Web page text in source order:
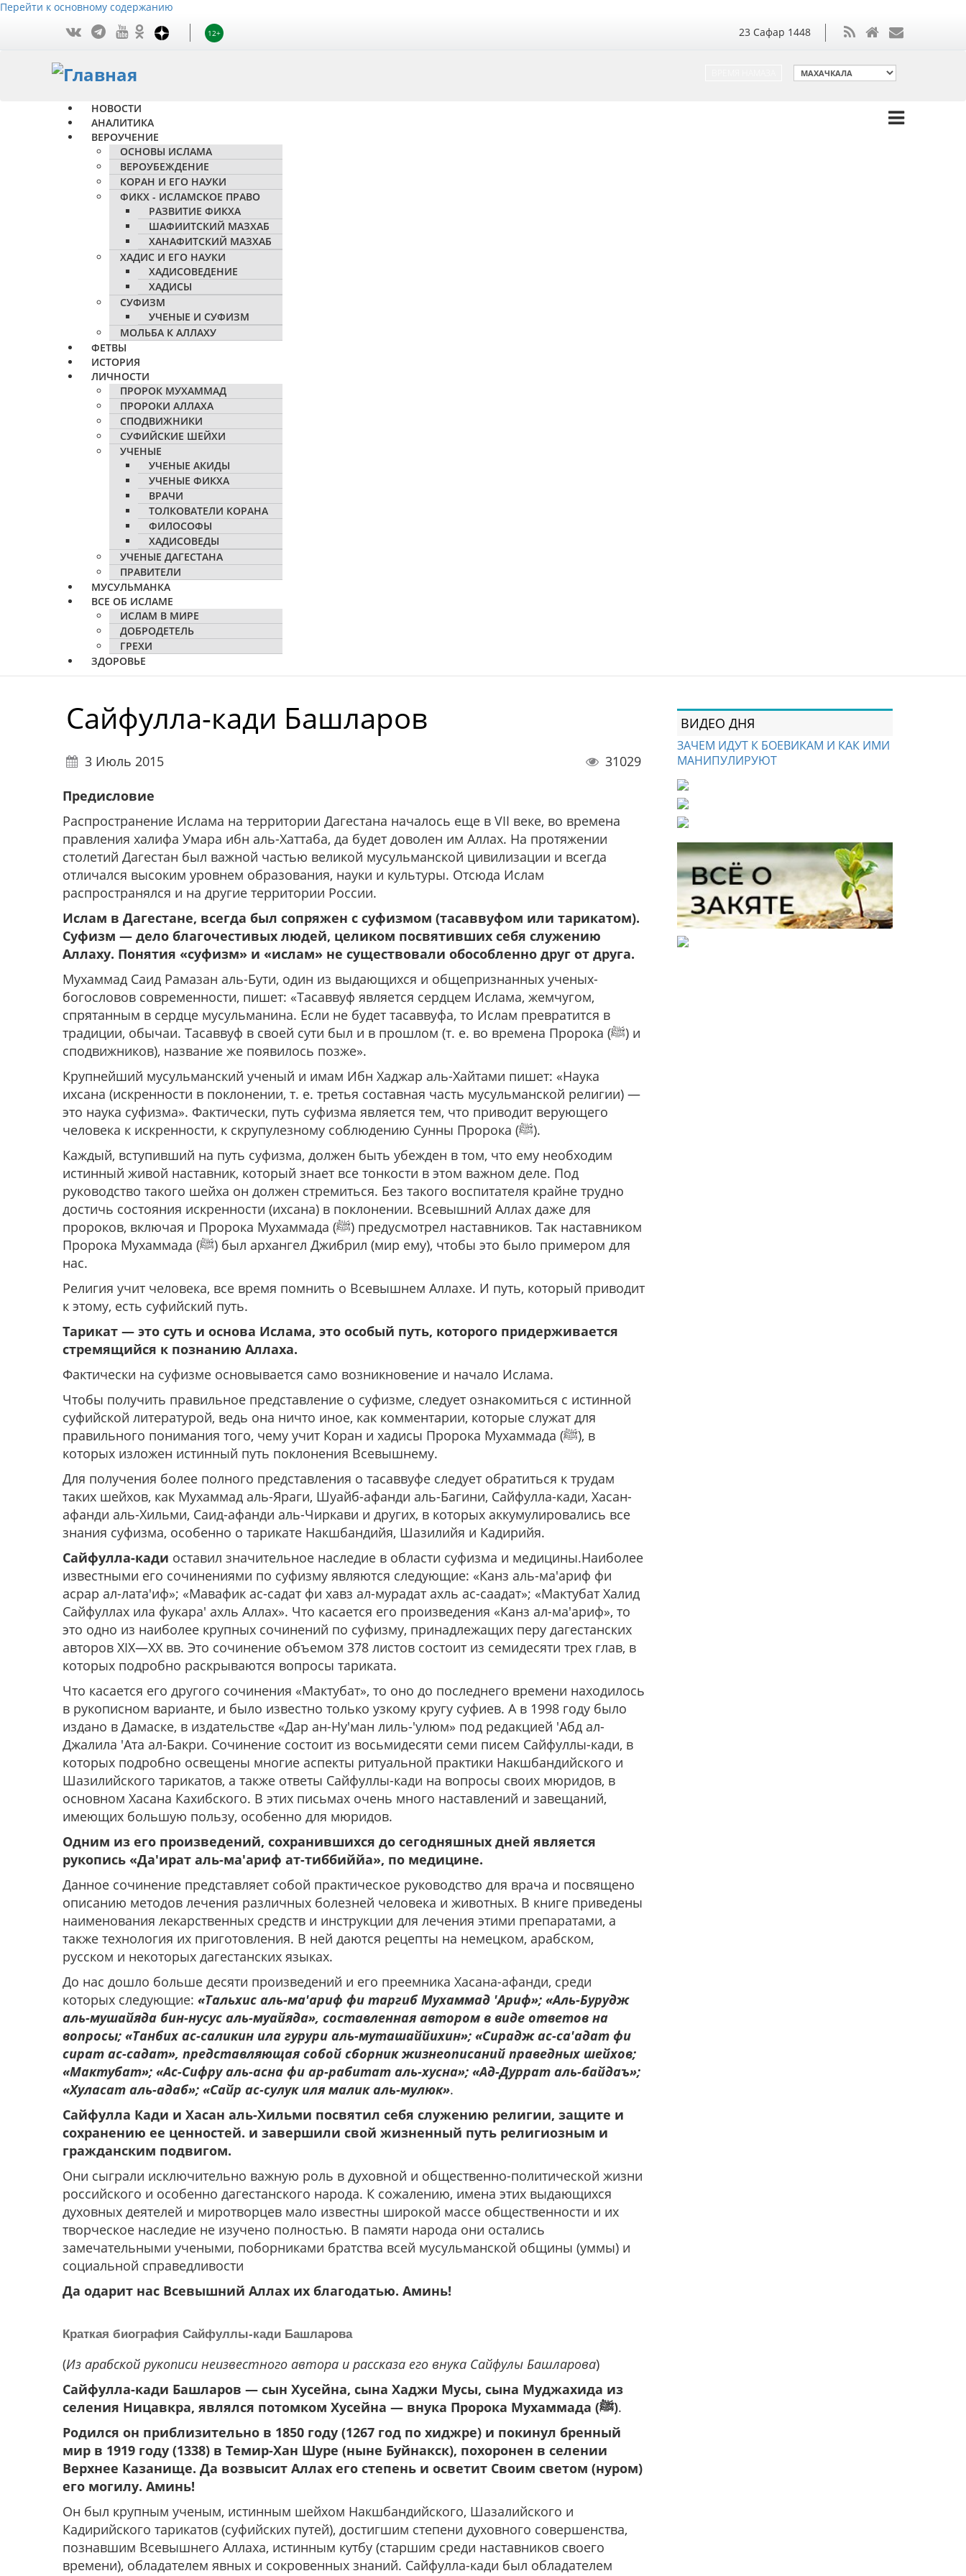
Перейти к основному содержанию
12+ 23 Сафар 1448
НОВОСТИ
АНАЛИТИКА
ВЕРОУЧЕНИЕ
ОСНОВЫ ИСЛАМА
ВЕРОУБЕЖДЕНИЕ
КОРАН И ЕГО НАУКИ
ФИКХ - ИСЛАМСКОЕ ПРАВО
РАЗВИТИЕ ФИКХА
ШАФИИТСКИЙ МАЗХАБ
ХАНАФИТСКИЙ МАЗХАБ
ХАДИС И ЕГО НАУКИ
ХАДИСОВЕДЕНИЕ
ХАДИСЫ
СУФИЗМ
УЧЕНЫЕ И СУФИЗМ
МОЛЬБА К АЛЛАХУ
ФЕТВЫ
ИСТОРИЯ
ЛИЧНОСТИ
ПРОРОК МУХАММАД
ПРОРОКИ АЛЛАХА
СПОДВИЖНИКИ
СУФИЙСКИЕ ШЕЙХИ
УЧЕНЫЕ
УЧЕНЫЕ АКИДЫ
УЧЕНЫЕ ФИКХА
ВРАЧИ
ТОЛКОВАТЕЛИ КОРАНА
ФИЛОСОФЫ
ХАДИСОВЕДЫ
УЧЕНЫЕ ДАГЕСТАНА
ПРАВИТЕЛИ
МУСУЛЬМАНКА
ВСЕ ОБ ИСЛАМЕ
ИСЛАМ В МИРЕ
ДОБРОДЕТЕЛЬ
ГРЕХИ
ЗДОРОВЬЕ
Сайфулла-кади Башларов
3 Июль 2015
31029
Предисловие
Распространение Ислама на территории Дагестана началось еще в VII веке, во времена
правления халифа Умара ибн аль-Хаттаба, да будет доволен им Аллах. На протяжении
столетий Дагестан был важной частью великой мусульманской цивилизации и всегда
отличался высоким уровнем образования, науки и культуры. Отсюда Ислам
распространялся и на другие территории России.
Ислам в Дагестане, всегда был сопряжен с суфизмом (тасаввуфом или тарикатом).
Суфизм — дело благочестивых людей, целиком посвятивших себя служению
Аллаху. Понятия «суфизм» и «ислам» не существовали обособленно друг от друга.
Мухаммад Саид Рамазан аль-Бути, один из выдающихся и общепризнанных ученых-
богословов современности, пишет: «Тасаввуф является сердцем Ислама, жемчугом,
спрятанным в сердце мусульманина. Если не будет тасаввуфа, то Ислам превратится в
традиции, обычаи. Тасаввуф в своей сути был и в прошлом (т. е. во времена Пророка (ﷺ) и
сподвижников), название же появилось позже».
Крупнейший мусульманский ученый и имам Ибн Хаджар аль-Хайтами пишет: «Наука
ихсана (искренности в поклонении, т. е. третья составная часть мусульманской религии) —
это наука суфизма». Фактически, путь суфизма является тем, что приводит верующего
человека к искренности, к скрупулезному соблюдению Сунны Пророка (ﷺ).
Каждый, вступивший на путь суфизма, должен быть убежден в том, что ему необходим
истинный живой наставник, который знает все тонкости в этом важном деле. Под
руководство такого шейха он должен стремиться. Без такого воспитателя крайне трудно
достичь состояния искренности (ихсана) в поклонении. Всевышний Аллах даже для
пророков, включая и Пророка Мухаммада (ﷺ) предусмотрел наставников. Так наставником
Пророка Мухаммада (ﷺ) был архангел Джибрил (мир ему), чтобы это было примером для
нас.
Религия учит человека, все время помнить о Всевышнем Аллахе. И путь, который приводит
к этому, есть суфийский путь.
Тарикат — это суть и основа Ислама, это особый путь, которого придерживается
стремящийся к познанию Аллаха.
Фактически на суфизме основывается само возникновение и начало Ислама.
Чтобы получить правильное представление о суфизме, следует ознакомиться с истинной
суфийской литературой, ведь она ничто иное, как комментарии, которые служат для
правильного понимания того, чему учит Коран и хадисы Пророка Мухаммада (ﷺ), в
которых изложен истинный путь поклонения Всевышнему.
Для получения более полного представления о тасаввуфе следует обратиться к трудам
таких шейхов, как Мухаммад аль-Яраги, Шуайб-афанди аль-Багини, Сайфулла-кади, Хасан-
афанди аль-Хильми, Саид-афанди аль-Чиркави и других, в которых аккумулировались все
знания суфизма, особенно о тарикате Накшбандийя, Шазилийя и Кадирийя.
Сайфулла-кади оставил значительное наследие в области суфизма и медицины.Наиболее
известными его сочинениями по суфизму являются следующие: «Канз аль-ма'ариф фи
асрар ал-лата'иф»; «Мавафик ас-садат фи хавз ал-мурадат ахль ас-саадат»; «Мактубат Халид
Сайфуллах ила фукара' ахль Аллах». Что касается его произведения «Канз ал-ма'ариф», то
это одно из наиболее крупных сочинений по суфизму, принадлежащих перу дагестанских
авторов XIX—XX вв. Это сочинение объемом 378 листов состоит из семидесяти трех глав, в
которых подробно раскрываются вопросы тариката.
Что касается его другого сочинения «Мактубат», то оно до последнего времени находилось
в рукописном варианте, и было известно только узкому кругу суфиев. А в 1998 году было
издано в Дамаске, в издательстве «Дар ан-Ну'ман лиль-'улюм» под редакцией 'Абд ал-
Джалила 'Ата ал-Бакри. Сочинение состоит из восьмидесяти семи писем Сайфуллы-кади, в
которых подробно освещены многие аспекты ритуальной практики Накшбандийского и
Шазилийского тарикатов, а также ответы Сайфуллы-кади на вопросы своих мюридов, в
основном Хасана Кахибского. В этих письмах очень много наставлений и завещаний,
имеющих большую пользу, особенно для мюридов.
Одним из его произведений, сохранившихся до сегодняшных дней является
рукопись «Да'ират аль-ма'ариф ат-тиббиййа», по медицине.
Данное сочинение представляет собой практическое руководство для врача и посвящено
описанию методов лечения различных болезней человека и животных. В книге приведены
наименования лекарственных средств и инструкции для лечения этими препаратами, а
также технология их приготовления. В ней даются рецепты на немецком, арабском,
русском и некоторых дагестанских языках.
До нас дошло больше десяти произведений и его преемника Хасана-афанди, среди
которых следующие: «Тальхис аль-ма'ариф фи таргиб Мухаммад 'Ариф»; «Аль-Бурудж
аль-мушайяда бин-нусус аль-муайяда», составленная автором в виде ответов на
вопросы; «Танбих ас-саликин ила гурури аль-муташаййихин»; «Сирадж ас-са'адат фи
сират ас-садат», представляющая собой сборник жизнеописаний праведных шейхов;
«Мактубат»; «Ас-Сифру аль-асна фи ар-рабитат аль-хусна»; «Ад-Дуррат аль-байдаъ»;
«Хуласат аль-адаб»; «Сайр ас-сулук иля малик аль-мулюк».
Сайфулла Кади и Хасан аль-Хильми посвятил себя служению религии, защите и
сохранению ее ценностей. и завершили свой жизненный путь религиозным и
гражданским подвигом.
Они сыграли исключительно важную роль в духовной и общественно-политической жизни
российского и особенно дагестанского народа. К сожалению, имена этих выдающихся
духовных деятелей и миротворцев мало известны широкой массе общественности и их
творческое наследие не изучено полностью. В памяти народа они остались
замечательными учеными, поборниками братства всей мусульманской общины (уммы) и
социальной справедливости
Да одарит нас Всевышний Аллах их благодатью. Аминь!
Краткая биография Сайфуллы-кади Башларова
(Из арабской рукописи неизвестного автора и рассказа его внука Сайфулы Башларова)
Сайфулла-кади Башларов — сын Хусейна, сына Хаджи Мусы, сына Муджахида из
селения Ницавкра, являлся потомком Хусейна — внука Пророка Мухаммада (
ﷺ).
Родился он приблизительно в 1850 году (1267 год по хиджре) и покинул бренный
мир в 1919 году (1338) в Темир-Хан Шуре (ныне Буйнакск), похоронен в селении
Верхнее Казанище. Да возвысит Аллах его степень и осветит Своим светом (нуром)
его могилу. Аминь!
Он был крупным ученым, истинным шейхом Накшбандийского, Шазалийского и
Кадирийского тарикатов (суфийских путей), достигшим степени духовного совершенства,
познавшим Всевышнего Аллаха, истинным кутбу (старшим среди наставников своего
времени), обладателем явных и сокровенных знаний. Сайфулла-кади был обладателем
ВИДЕО ДНЯ
ЗАЧЕМ ИДУТ К БОЕВИКАМ И КАК ИМИ
МАНИПУЛИРУЮТ